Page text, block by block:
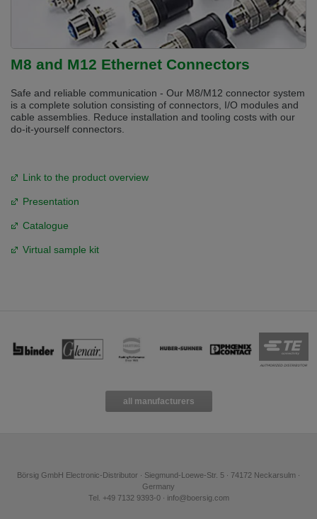
M8 and M12 Ethernet Connectors
Safe and reliable communication - Our M8/M12 connector system
is a complete solution consisting of connectors, I/O modules and
cable assemblies. Reduce installation and tooling costs with our
do-it-yourself connectors.
Link to the product overview
Presentation
Catalogue
Virtual sample kit
all manufacturers
Börsig GmbH Electronic-Distributor ∙ Siegmund-Loewe-Str. 5 ∙ 74172 Neckarsulm ∙
Germany
Tel. +49 7132 9393-0 ∙ info@boersig.com